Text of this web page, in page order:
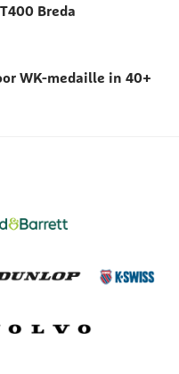
Breda
WK-medaille in 40+